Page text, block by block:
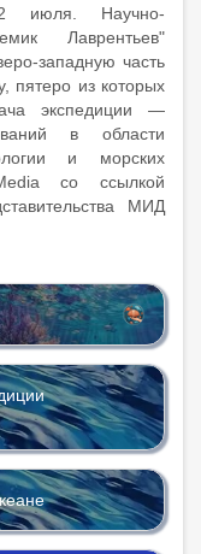
июля. Научно-
Лаврентьев"
западную часть
пятеро из которых
экспедиции —
в области
и морских
со ссылкой
МИД